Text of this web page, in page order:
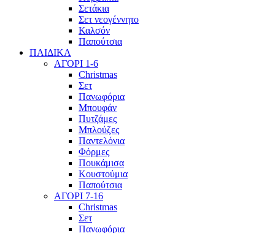
Σετάκια
Σετ νεογέννητο
Καλσόν
Παπούτσια
ΠΑΙΔΙΚΑ
ΑΓΟΡΙ 1-6
Christmas
Σετ
Πανωφόρια
Μπουφάν
Πυτζάμες
Μπλούζες
Παντελόνια
Φόρμες
Πουκάμισα
Κουστούμια
Παπούτσια
ΑΓΟΡΙ 7-16
Christmas
Σετ
Πανωφόρια